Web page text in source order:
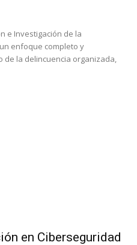
e Investigación de la
enfoque completo y
la delincuencia organizada,
en Ciberseguridad